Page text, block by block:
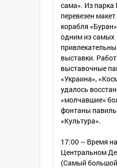
сама». Из парка
перевезен
корабля
одним из самых
выставки.
выставочные
«Украина»,
удалось
«молчавшие»
фонтаны
«Культура».
17:00 – Время
Центральном
(Cамый